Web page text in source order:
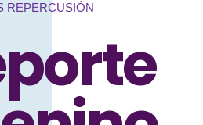
REPERCUSIÓN